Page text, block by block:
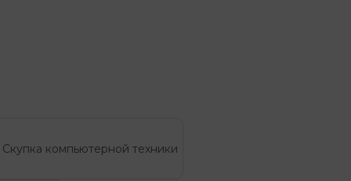
Скупка компьютерной техники